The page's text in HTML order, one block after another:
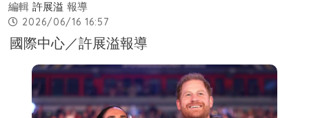
編輯 許展溢 報導
2026/06/16 16:57
國際中心／許展溢報導